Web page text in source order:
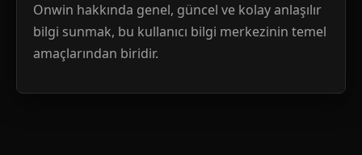
Onwin hakkında genel, güncel ve kolay anlaşılır
bilgi sunmak, bu kullanıcı bilgi merkezinin temel
amaçlarından biridir.